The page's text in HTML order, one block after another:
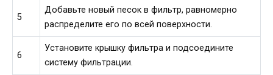
5
Добавьте новый песок в фильтр, равномерно
распределите его по всей поверхности.
6
Установите крышку фильтра и подсоедините
систему фильтрации.